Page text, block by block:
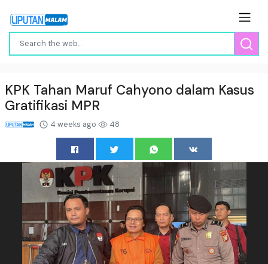
KPK Tahan Maruf Cahyono dalam Kasus
Gratifikasi MPR
4 weeks ago 48